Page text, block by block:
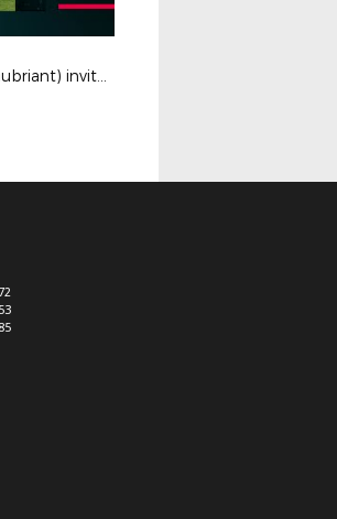
David Vernet (Volt. Châteaubriant) invité de France 3 PDL